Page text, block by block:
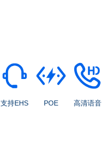
支持EHS POE 高清语音